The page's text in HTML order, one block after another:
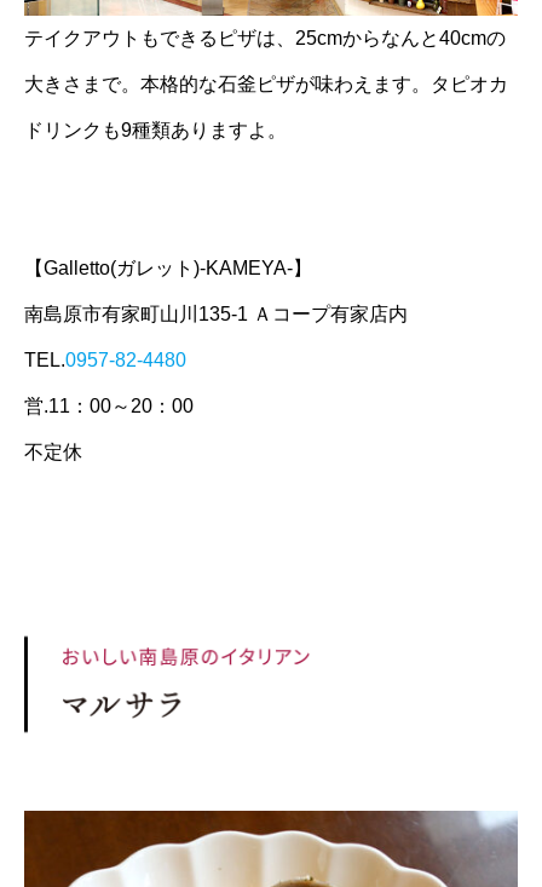
テイクアウトもできるピザは、25cmからなんと40cmの
大きさまで。本格的な石釜ピザが味わえます。タピオカ
ドリンクも9種類ありますよ。
【Galletto(ガレット)-KAMEYA-】
南島原市有家町山川135-1 Ａコープ有家店内
TEL.0957-82-4480
営.11：00～20：00
不定休